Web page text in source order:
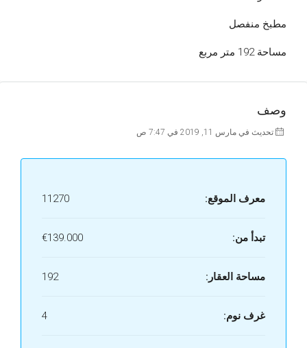
مطبخ منفصل
مساحة 192 متر مربع
وصف
تحديث في مارس 11, 2019 في 7:47 ص
معرف الموقع: 11270
تبدأ من: €139.000
مساحة العقار: 192
غرف نوم: 4